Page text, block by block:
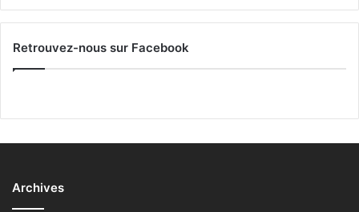
Retrouvez-nous sur Facebook
Archives